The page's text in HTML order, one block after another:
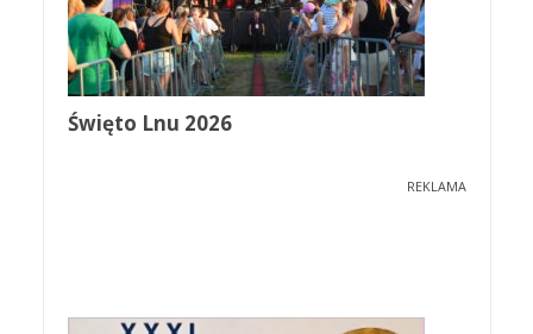
Święto Lnu 2026
REKLAMA